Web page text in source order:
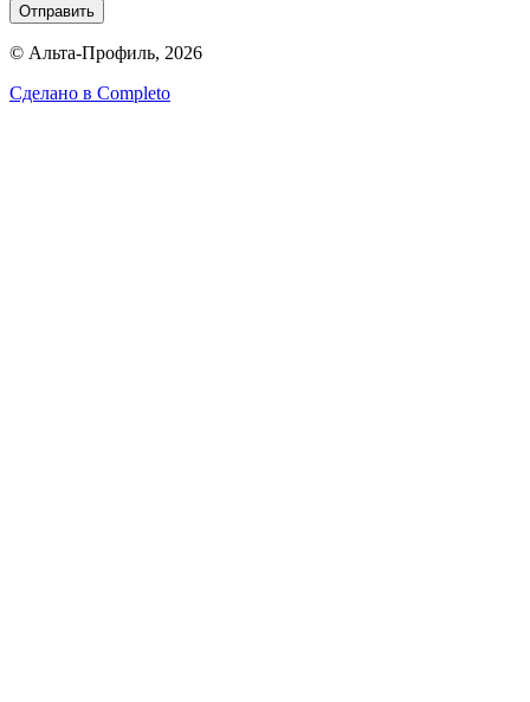
Отправить
© Альта-Профиль, 2026
Сделано в Completo